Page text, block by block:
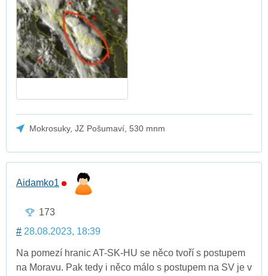
Mokrosuky, JZ Pošumaví, 530 mnm
Aidamko1
173
# 28.08.2023, 18:39
Na pomezí hranic AT-SK-HU se něco tvoří s postupem
na Moravu. Pak tedy i něco málo s postupem na SV je v